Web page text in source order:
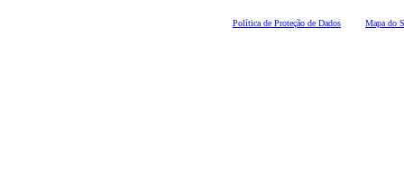
Política de Proteção de Dados Mapa do